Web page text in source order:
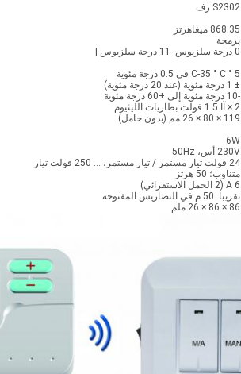
S2302 رف
868.35 ميغاهرتز
برمجة
0 درجة سلزيوس -11 درجة سلزيوس |
5 ° C-35 ° C في 0.5 درجة مئوية
± 1 درجة مئوية (عند 20 درجة مئوية)
-10 درجة مئوية إلى +60 درجة مئوية
2 × آا 1.5 فولت بطاريات الليثيوم
119 × 80 × 26 مم (بدون حامل)
6W
230V أس، 50Hz
24 فولت تيار مستمر / تيار مستمر، ... 250 فولت تيار
متناوب؛ 50 هرتز
6 A (2 الحمل الاستقرائي)
تقريبا. 50 م في التضاريس المفتوحة
86 × 86 × 26 ملم